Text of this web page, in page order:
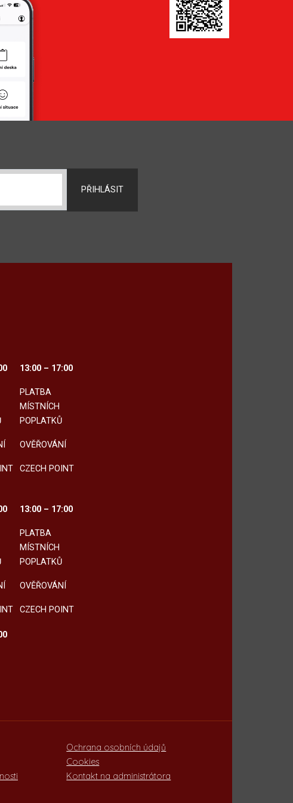
PŘIHLÁSIT
13:00 – 17:00
PLATBA
MÍSTNÍCH
POPLATKŮ
OVĚŘOVÁNÍ
CZECH POINT
13:00 – 17:00
PLATBA
MÍSTNÍCH
POPLATKŮ
OVĚŘOVÁNÍ
CZECH POINT
Ochrana osobních údajů
Cookies
Kontakt na administrátora